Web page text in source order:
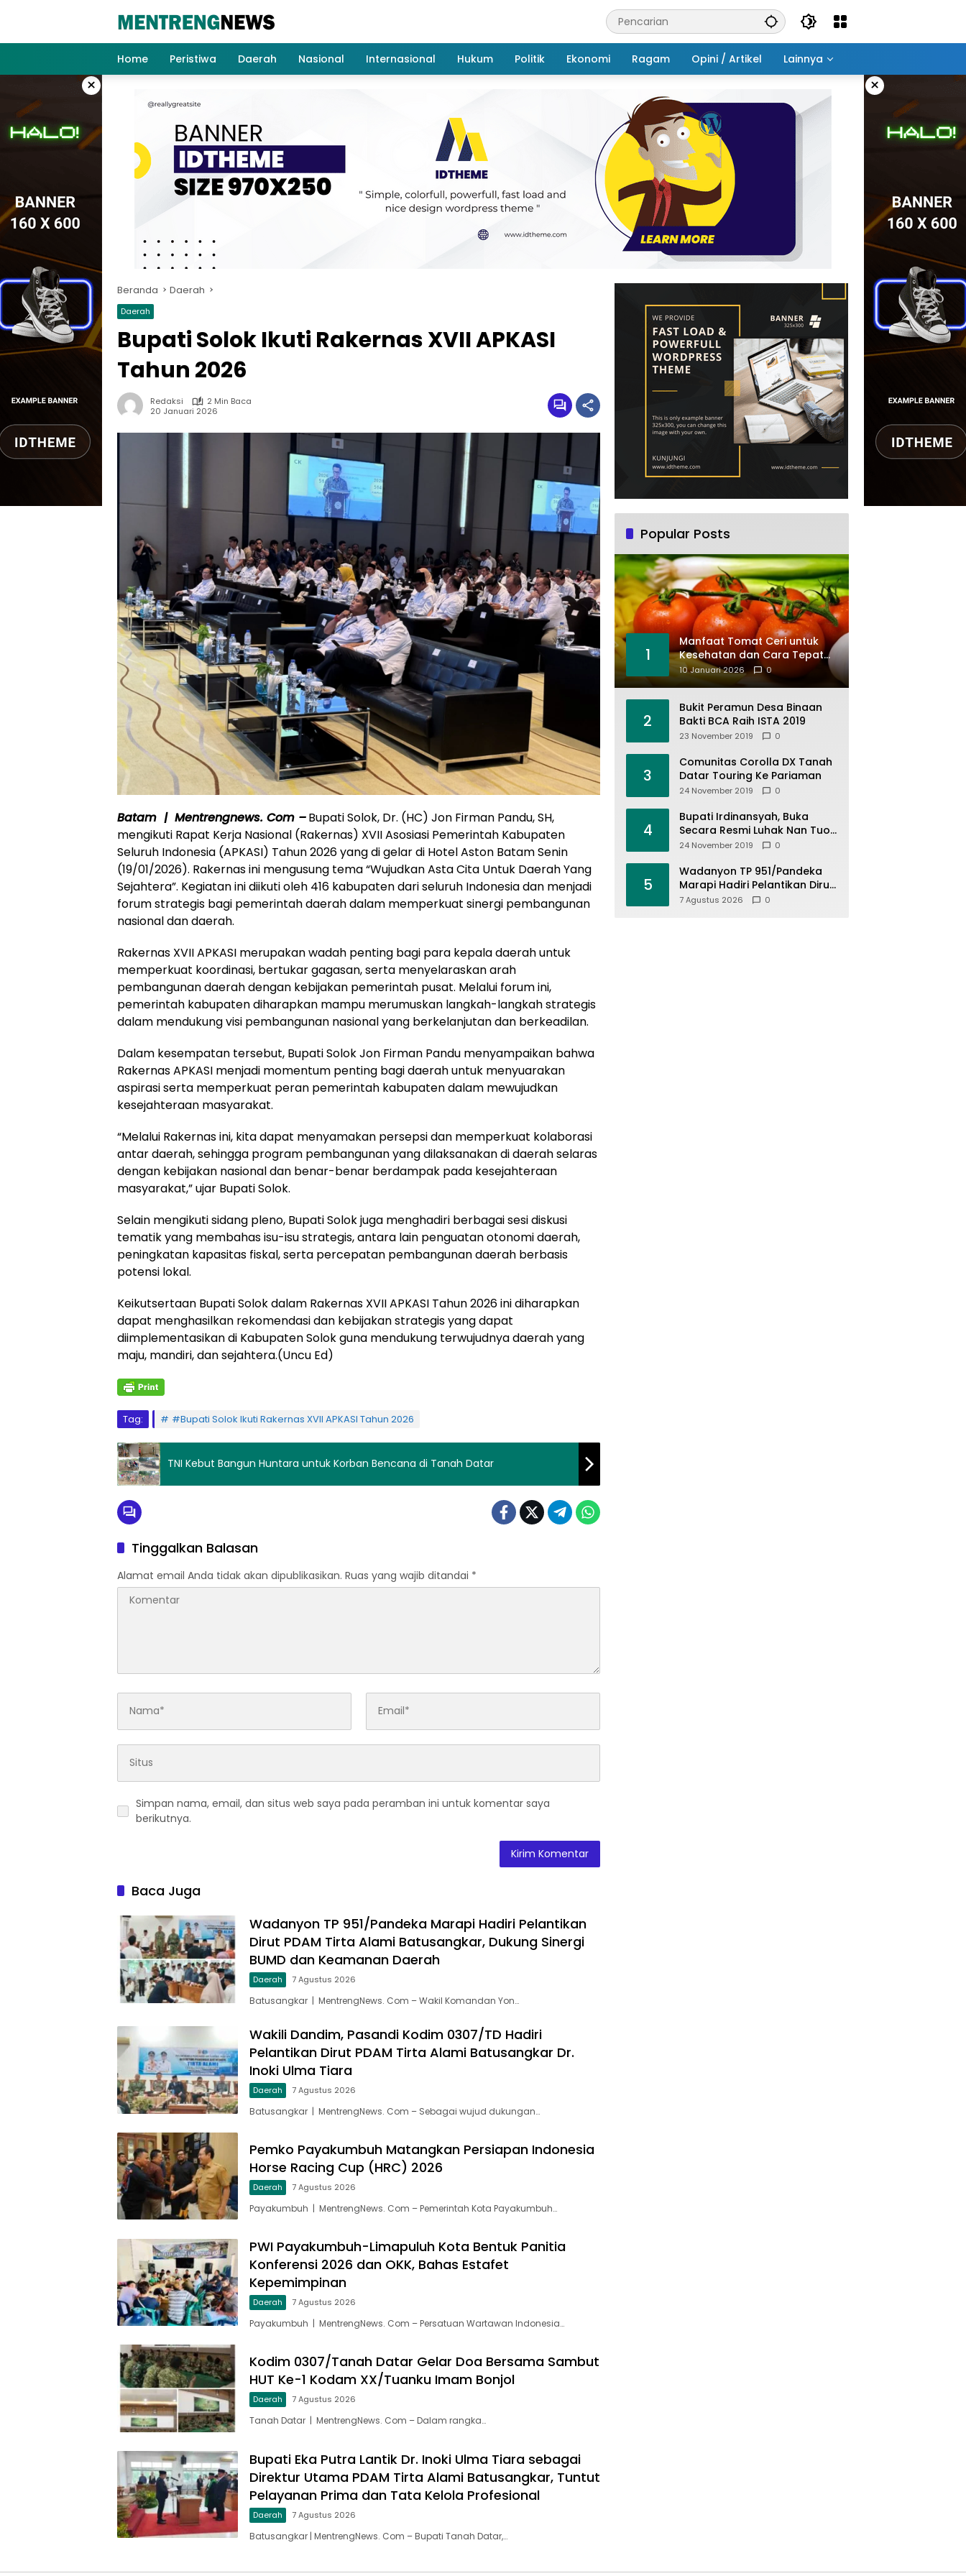
Home
Peristiwa Daerah Nasional Internasional Hukum Politik Ekonomi Ragam Opini / Artikel Lainnya
× ×
Beranda Daerah
Daerah
Bupati Solok Ikuti Rakernas XVII APKASI
Tahun 2026
Redaksi
2 Min Baca
20 Januari 2026
Batam | Mentrengnews. Com –Bupati Solok, Dr. (HC) Jon Firman Pandu, SH,
mengikuti Rapat Kerja Nasional (Rakernas) XVII Asosiasi Pemerintah Kabupaten
Seluruh Indonesia (APKASI) Tahun 2026 yang di gelar di Hotel Aston Batam Senin
(19/01/2026). Rakernas ini mengusung tema “Wujudkan Asta Cita Untuk Daerah Yang
Sejahtera”. Kegiatan ini diikuti oleh 416 kabupaten dari seluruh Indonesia dan menjadi
forum strategis bagi pemerintah daerah dalam memperkuat sinergi pembangunan
nasional dan daerah.
Rakernas XVII APKASI merupakan wadah penting bagi para kepala daerah untuk
memperkuat koordinasi, bertukar gagasan, serta menyelaraskan arah
pembangunan daerah dengan kebijakan pemerintah pusat. Melalui forum ini,
pemerintah kabupaten diharapkan mampu merumuskan langkah-langkah strategis
dalam mendukung visi pembangunan nasional yang berkelanjutan dan berkeadilan.
Dalam kesempatan tersebut, Bupati Solok Jon Firman Pandu menyampaikan bahwa
Rakernas APKASI menjadi momentum penting bagi daerah untuk menyuarakan
aspirasi serta memperkuat peran pemerintah kabupaten dalam mewujudkan
kesejahteraan masyarakat.
“Melalui Rakernas ini, kita dapat menyamakan persepsi dan memperkuat kolaborasi
antar daerah, sehingga program pembangunan yang dilaksanakan di daerah selaras
dengan kebijakan nasional dan benar-benar berdampak pada kesejahteraan
masyarakat,” ujar Bupati Solok.
Selain mengikuti sidang pleno, Bupati Solok juga menghadiri berbagai sesi diskusi
tematik yang membahas isu-isu strategis, antara lain penguatan otonomi daerah,
peningkatan kapasitas fiskal, serta percepatan pembangunan daerah berbasis
potensi lokal.
Keikutsertaan Bupati Solok dalam Rakernas XVII APKASI Tahun 2026 ini diharapkan
dapat menghasilkan rekomendasi dan kebijakan strategis yang dapat
diimplementasikan di Kabupaten Solok guna mendukung terwujudnya daerah yang
maju, mandiri, dan sejahtera.(Uncu Ed)
Tag: #Bupati Solok Ikuti Rakernas XVII APKASI Tahun 2026
TNI Kebut Bangun Huntara untuk Korban Bencana di Tanah Datar
Tinggalkan Balasan
Alamat email Anda tidak akan dipublikasikan. Ruas yang wajib ditandai *
Simpan nama, email, dan situs web saya pada peramban ini untuk komentar saya
berikutnya.
Baca Juga
Wadanyon TP 951/Pandeka Marapi Hadiri Pelantikan
Dirut PDAM Tirta Alami Batusangkar, Dukung Sinergi
BUMD dan Keamanan Daerah
Daerah 7 Agustus 2026
Batusangkar | MentrengNews. Com – Wakil Komandan Yon…
Wakili Dandim, Pasandi Kodim 0307/TD Hadiri
Pelantikan Dirut PDAM Tirta Alami Batusangkar Dr.
Inoki Ulma Tiara
Daerah 7 Agustus 2026
Batusangkar | MentrengNews. Com – Sebagai wujud dukungan…
Pemko Payakumbuh Matangkan Persiapan Indonesia
Horse Racing Cup (HRC) 2026
Daerah 7 Agustus 2026
Payakumbuh | MentrengNews. Com – Pemerintah Kota Payakumbuh…
PWI Payakumbuh-Limapuluh Kota Bentuk Panitia
Konferensi 2026 dan OKK, Bahas Estafet
Kepemimpinan
Daerah 7 Agustus 2026
Payakumbuh | MentrengNews. Com – Persatuan Wartawan Indonesia…
Kodim 0307/Tanah Datar Gelar Doa Bersama Sambut
HUT Ke-1 Kodam XX/Tuanku Imam Bonjol
Daerah 7 Agustus 2026
Tanah Datar | MentrengNews. Com – Dalam rangka…
Bupati Eka Putra Lantik Dr. Inoki Ulma Tiara sebagai
Direktur Utama PDAM Tirta Alami Batusangkar, Tuntut
Pelayanan Prima dan Tata Kelola Profesional
Daerah 7 Agustus 2026
Batusangkar | MentrengNews. Com – Bupati Tanah Datar,…
Popular Posts
1
Manfaat Tomat Ceri untuk
Kesehatan dan Cara Tepat
Mengonsumsinya
10 Januari 2026 0
2
Bukit Peramun Desa Binaan
Bakti BCA Raih ISTA 2019
23 November 2019 0
3
Comunitas Corolla DX Tanah
Datar Touring Ke Pariaman
24 November 2019 0
4
Bupati Irdinansyah, Buka
Secara Resmi Luhak Nan Tuo
Wirabraja Adventure Offroad
24 November 2019 0
5
Wadanyon TP 951/Pandeka
Marapi Hadiri Pelantikan Dirut
PDAM Tirta Alami
7 Agustus 2026 0